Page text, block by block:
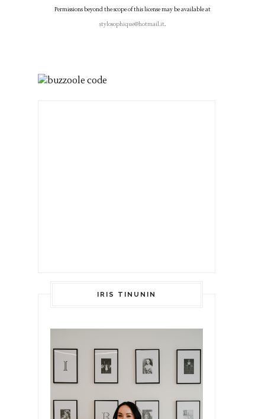
Permissions beyond the scope of this license may be available at
stylosophique@hotmail.it.
IRIS TINUNIN